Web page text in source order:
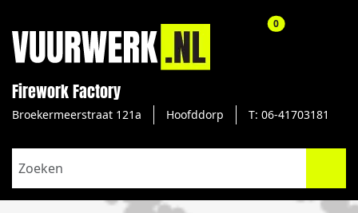
Firework Factory
Broekermeerstraat 121a Hoofddorp T: 06-41703181
0aantal